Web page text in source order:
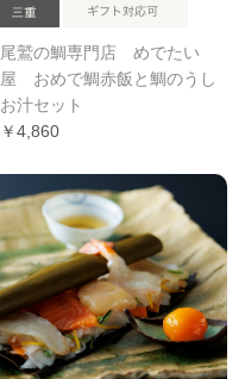
尾鷲の鯛専門店 めでたい
屋 おめで鯛赤飯と鯛のうし
お汁セット
￥4,860